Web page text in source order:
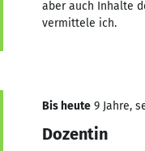
aber auch Inhalte
vermittele ich.
Bis heute 9 Jahre,
Dozentin